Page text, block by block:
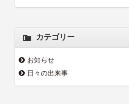
カテゴリー
お知らせ
日々の出来事